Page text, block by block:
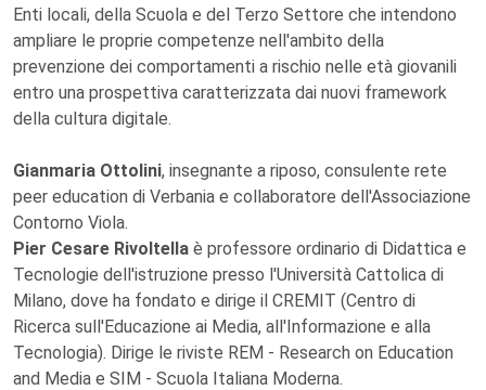
Enti locali, della Scuola e del Terzo Settore che intendono
ampliare le proprie competenze nell'ambito della
prevenzione dei comportamenti a rischio nelle età giovanili
entro una prospettiva caratterizzata dai nuovi framework
della cultura digitale.
Gianmaria Ottolini, insegnante a riposo, consulente rete
peer education di Verbania e collaboratore dell'Associazione
Contorno Viola.
Pier Cesare Rivoltella è professore ordinario di Didattica e
Tecnologie dell'istruzione presso l'Università Cattolica di
Milano, dove ha fondato e dirige il CREMIT (Centro di
Ricerca sull'Educazione ai Media, all'Informazione e alla
Tecnologia). Dirige le riviste REM - Research on Education
and Media e SIM - Scuola Italiana Moderna.